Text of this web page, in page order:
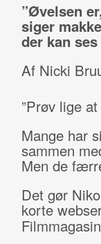
”Øvelsen
siger
der kan
Af Nicki
”Prøv lige
Mange har
sammen
Men de
Det gør
korte